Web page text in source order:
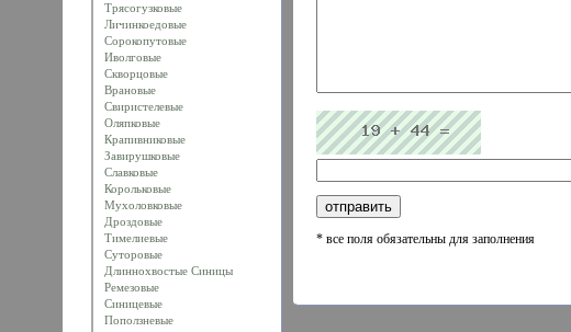
Трясогузковые
Личинкоедовые
Сорокопутовые
Иволговые
Скворцовые
Врановые
Свиристелевые
Оляпковые
Крапивниковые
Завирушковые
Славковые
Корольковые
Мухоловковые
Дроздовые
Тимелиевые
Суторовые
Длиннохвостые Синицы
Ремезовые
Синицевые
Поползневые
* все поля обязательны для заполнения